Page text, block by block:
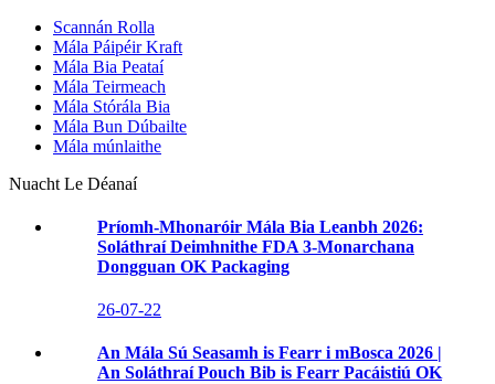
Scannán Rolla
Mála Páipéir Kraft
Mála Bia Peataí
Mála Teirmeach
Mála Stórála Bia
Mála Bun Dúbailte
Mála múnlaithe
Nuacht Le Déanaí
Príomh-Mhonaróir Mála Bia Leanbh 2026:
Soláthraí Deimhnithe FDA 3-Monarchana
Dongguan OK Packaging
26-07-22
An Mála Sú Seasamh is Fearr i mBosca 2026 |
An Soláthraí Pouch Bib is Fearr Pacáistiú OK